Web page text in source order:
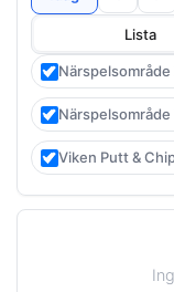
Lista
Närspelsområde
Närspelsområde
Viken Putt &